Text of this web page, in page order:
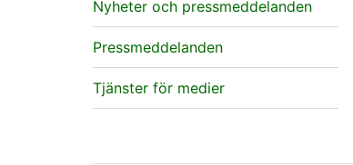
Nyheter och pressmeddelanden
Pressmeddelanden
Tjänster för medier